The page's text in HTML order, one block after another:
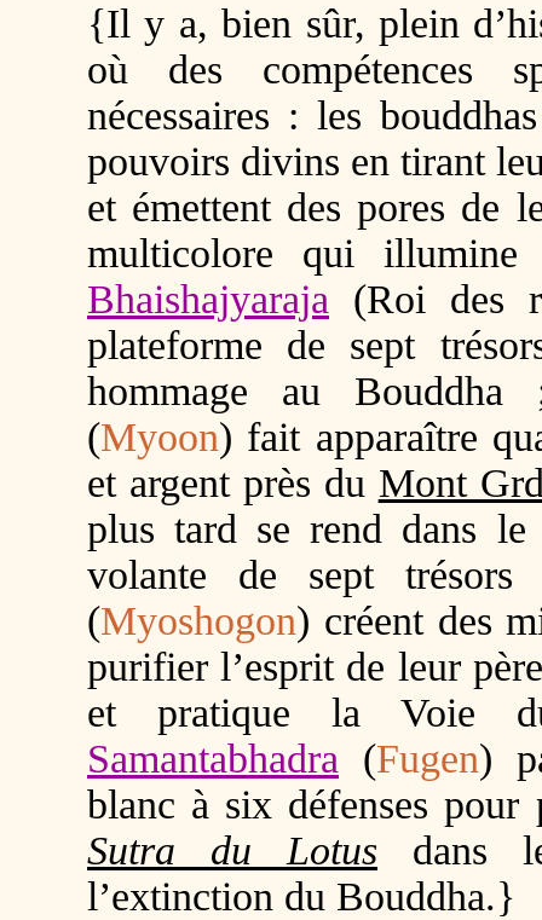
{Il y a, bien sûr, plein
où des compétences
nécessaires : les
pouvoirs divins en tirant
et émettent des pores de
multicolore qui
Bhaishajyaraja (Roi des
plateforme de sept
hommage au
(Myoon) fait apparaître
et argent près du Mont
plus tard se rend dans
volante de sept
(Myoshogon) créent des
purifier l’esprit de leur
et pratique la Voie
Samantabhadra (Fugen)
blanc à six défenses
Sutra du Lotus dans
l’extinction du Bouddha.}